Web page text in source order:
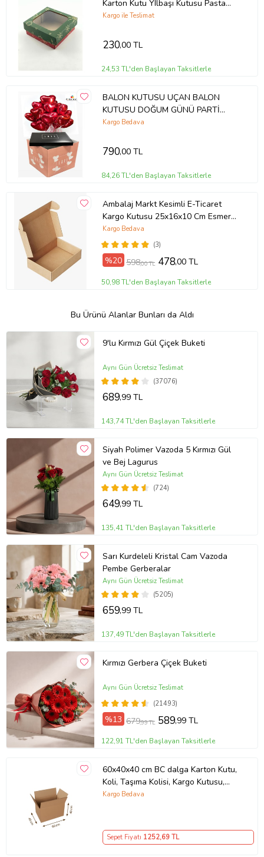
Karton Kutu YIlbaşı Kutusu Pasta
Kutusu Kargo Kutusu (10 ADET)
Kargo ile Teslimat
230,00 TL
24,53 TL'den Başlayan Taksitlerle
BALON KUTUSU UÇAN BALON
KUTUSU DOĞUM GÜNÜ PARTİ
BALON KUTUSU SÜPRİZ KUTU
Kargo Bedava
790,00 TL
84,26 TL'den Başlayan Taksitlerle
Ambalaj Markt Kesimli E-Ticaret
Kargo Kutusu 25x16x10 Cm Esmer
25 Adet
(3)
Kargo Bedava
%20 598,00 TL 478,00 TL
50,98 TL'den Başlayan Taksitlerle
Bu Ürünü Alanlar Bunları da Aldı
9'lu Kırmızı Gül Çiçek Buketi
(37076)
Aynı Gün Ücretsiz Teslimat
689,99 TL
143,74 TL'den Başlayan Taksitlerle
Siyah Polimer Vazoda 5 Kırmızı Gül
ve Bej Lagurus
(724)
Aynı Gün Ücretsiz Teslimat
649,99 TL
135,41 TL'den Başlayan Taksitlerle
Sarı Kurdeleli Kristal Cam Vazoda
Pembe Gerberalar
(5205)
Aynı Gün Ücretsiz Teslimat
659,99 TL
137,49 TL'den Başlayan Taksitlerle
Kırmızı Gerbera Çiçek Buketi
(21493)
Aynı Gün Ücretsiz Teslimat
%13 679,99 TL 589,99 TL
122,91 TL'den Başlayan Taksitlerle
60x40x40 cm BC dalga Karton Kutu,
Koli, Taşıma Kolisi, Kargo Kutusu,
Çeyiz Kolisi, Çeyiz Kutusu 5 Adet
Kargo Bedava
Sepet Fiyatı 1252,69 TL